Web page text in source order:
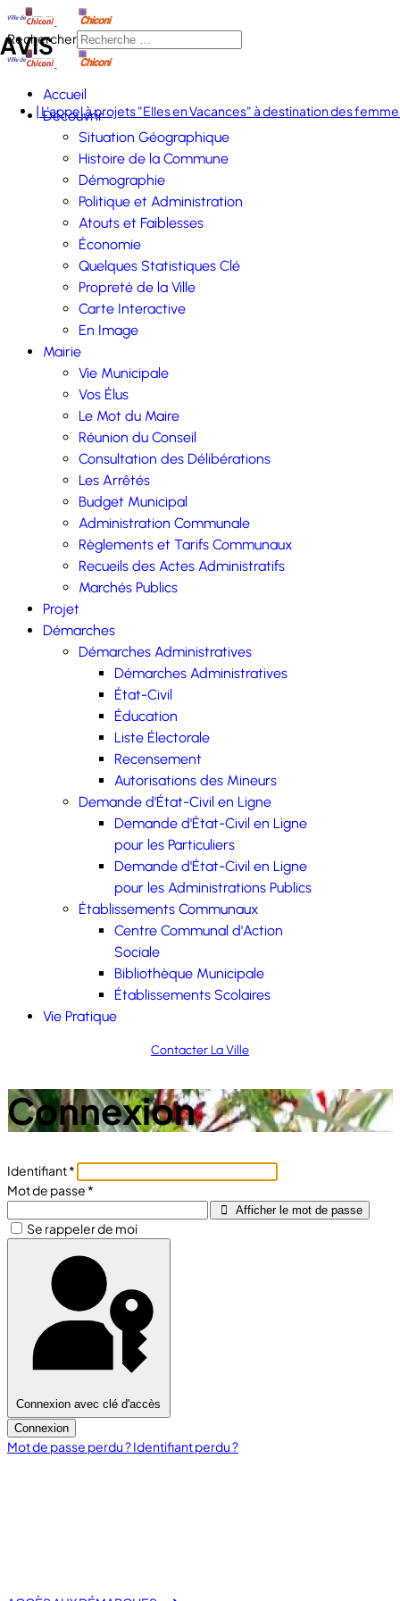
Rechercher
Accueil
Découvrir
Situation Géographique
Histoire de la Commune
Démographie
Politique et Administration
Atouts et Faiblesses
Économie
Quelques Statistiques Clé
Propreté de la Ville
Carte Interactive
En Image
Mairie
Vie Municipale
Vos Élus
Le Mot du Maire
Réunion du Conseil
Consultation des Délibérations
Les Arrêtés
Budget Municipal
Administration Communale
Règlements et Tarifs Communaux
Recueils des Actes Administratifs
Marchés Publics
Projet
Démarches
Démarches Administratives
Démarches Administratives
État-Civil
Éducation
Liste Électorale
Recensement
Autorisations des Mineurs
Demande d'État-Civil en Ligne
Demande d'État-Civil en Ligne
pour les Particuliers
Demande d'État-Civil en Ligne
pour les Administrations Publics
Établissements Communaux
Centre Communal d'Action
Sociale
Bibliothèque Municipale
Établissements Scolaires
Vie Pratique
Contacter La Ville
Connexion
Identifiant*
Mot de passe*
Afficher le mot de passe
Se rappeler de moi
Connexion avec clé d'accès
Connexion
Mot de passe perdu ?Identifiant perdu ?
AVIS
| L'appel à projets "Elles en Vacances" à destination des